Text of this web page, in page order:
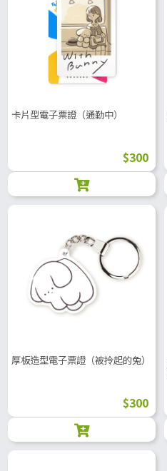
卡片型電子票證（通勤中）
$300
厚板造型電子票證（被拎起的兔）
$300